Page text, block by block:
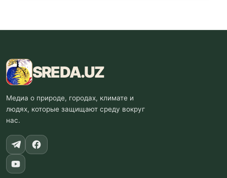
SREDA.UZ
Медиа о природе, городах, климате и
людях, которые защищают среду вокруг
нас.